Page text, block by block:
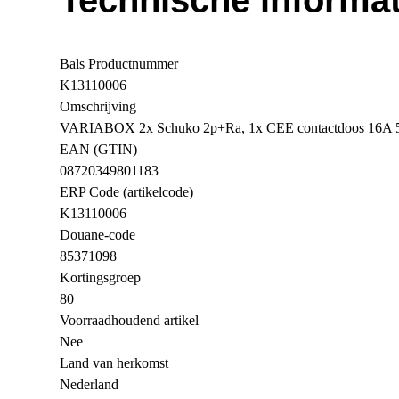
Bals Productnummer
K13110006
Omschrijving
VARIABOX 2x Schuko 2p+Ra, 1x CEE contactdoos 16A
EAN (GTIN)
08720349801183
ERP Code (artikelcode)
K13110006
Douane-code
85371098
Kortingsgroep
80
Voorraadhoudend artikel
Nee
Land van herkomst
Nederland